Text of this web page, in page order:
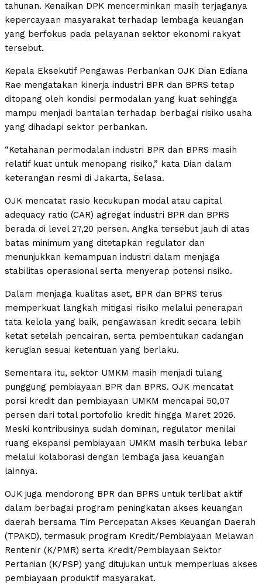
tahunan. Kenaikan DPK mencerminkan masih terjaganya
kepercayaan masyarakat terhadap lembaga keuangan
yang berfokus pada pelayanan sektor ekonomi rakyat
tersebut.
Kepala Eksekutif Pengawas Perbankan OJK Dian Ediana
Rae mengatakan kinerja industri BPR dan BPRS tetap
ditopang oleh kondisi permodalan yang kuat sehingga
mampu menjadi bantalan terhadap berbagai risiko usaha
yang dihadapi sektor perbankan.
“Ketahanan permodalan industri BPR dan BPRS masih
relatif kuat untuk menopang risiko,” kata Dian dalam
keterangan resmi di Jakarta, Selasa.
OJK mencatat rasio kecukupan modal atau capital
adequacy ratio (CAR) agregat industri BPR dan BPRS
berada di level 27,20 persen. Angka tersebut jauh di atas
batas minimum yang ditetapkan regulator dan
menunjukkan kemampuan industri dalam menjaga
stabilitas operasional serta menyerap potensi risiko.
Dalam menjaga kualitas aset, BPR dan BPRS terus
memperkuat langkah mitigasi risiko melalui penerapan
tata kelola yang baik, pengawasan kredit secara lebih
ketat setelah pencairan, serta pembentukan cadangan
kerugian sesuai ketentuan yang berlaku.
Sementara itu, sektor UMKM masih menjadi tulang
punggung pembiayaan BPR dan BPRS. OJK mencatat
porsi kredit dan pembiayaan UMKM mencapai 50,07
persen dari total portofolio kredit hingga Maret 2026.
Meski kontribusinya sudah dominan, regulator menilai
ruang ekspansi pembiayaan UMKM masih terbuka lebar
melalui kolaborasi dengan lembaga jasa keuangan
lainnya.
OJK juga mendorong BPR dan BPRS untuk terlibat aktif
dalam berbagai program peningkatan akses keuangan
daerah bersama Tim Percepatan Akses Keuangan Daerah
(TPAKD), termasuk program Kredit/Pembiayaan Melawan
Rentenir (K/PMR) serta Kredit/Pembiayaan Sektor
Pertanian (K/PSP) yang ditujukan untuk memperluas akses
pembiayaan produktif masyarakat.